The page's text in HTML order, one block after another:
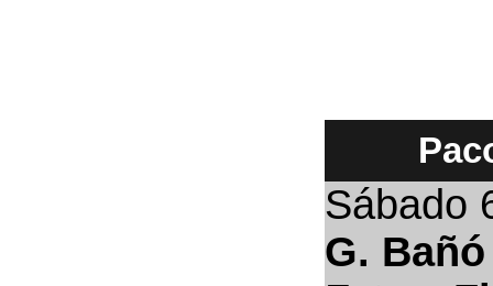
Sábado
G. Bañó